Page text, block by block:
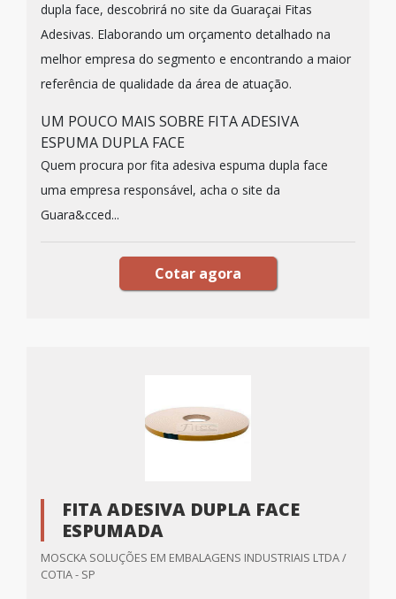
dupla face, descobrirá no site da Guaraçai Fitas
Adesivas. Elaborando um orçamento detalhado na
melhor empresa do segmento e encontrando a maior
referência de qualidade da área de atuação.
UM POUCO MAIS SOBRE FITA ADESIVA
ESPUMA DUPLA FACE
Quem procura por fita adesiva espuma dupla face
uma empresa responsável, acha o site da
Guara&cced...
Cotar agora
FITA ADESIVA DUPLA FACE
ESPUMADA
MOSCKA SOLUÇÕES EM EMBALAGENS INDUSTRIAIS LTDA /
COTIA - SP